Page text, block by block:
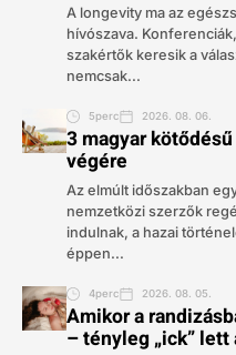
A longevity ma az
hívószava.
szakértők keresik a
nemcsak...
5perc 2026. 08. 06.
3 magyar
végére
Az elmúlt időszakban
nemzetközi szerzők
indulnak, a hazai
éppen...
4perc 2026. 08. 05.
Amikor a
– tényleg „ick” lett